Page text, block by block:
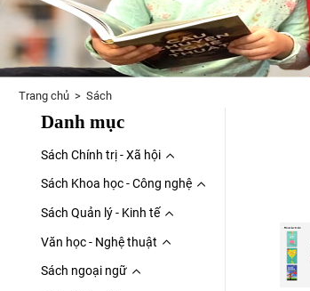
Trang chủ> Sách
Danh mục
Sách Chính trị - Xã hội
Sách Khoa học - Công nghệ
Sách Quản lý - Kinh tế
Văn học - Nghệ thuật
Sách ngoại ngữ